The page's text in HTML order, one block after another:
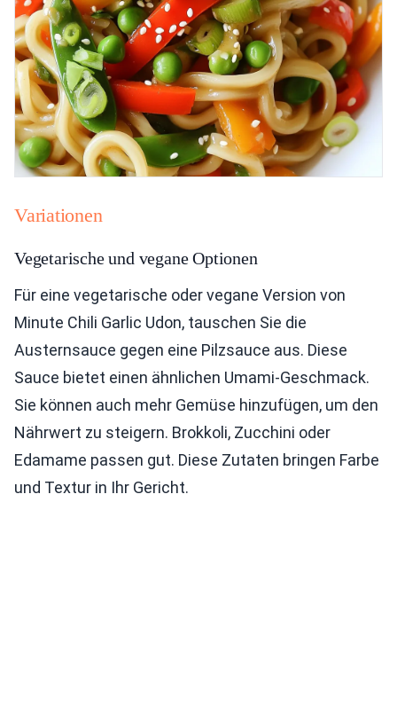
Variationen
Vegetarische und vegane Optionen
Für eine vegetarische oder vegane Version von
Minute Chili Garlic Udon, tauschen Sie die
Austernsauce gegen eine Pilzsauce aus. Diese
Sauce bietet einen ähnlichen Umami-Geschmack.
Sie können auch mehr Gemüse hinzufügen, um den
Nährwert zu steigern. Brokkoli, Zucchini oder
Edamame passen gut. Diese Zutaten bringen Farbe
und Textur in Ihr Gericht.